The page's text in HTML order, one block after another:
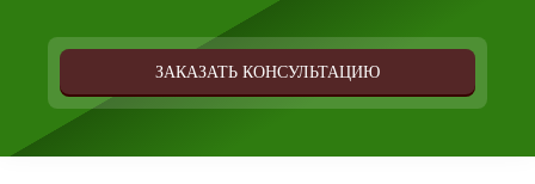
ЗАКАЗАТЬ КОНСУЛЬТАЦИЮ